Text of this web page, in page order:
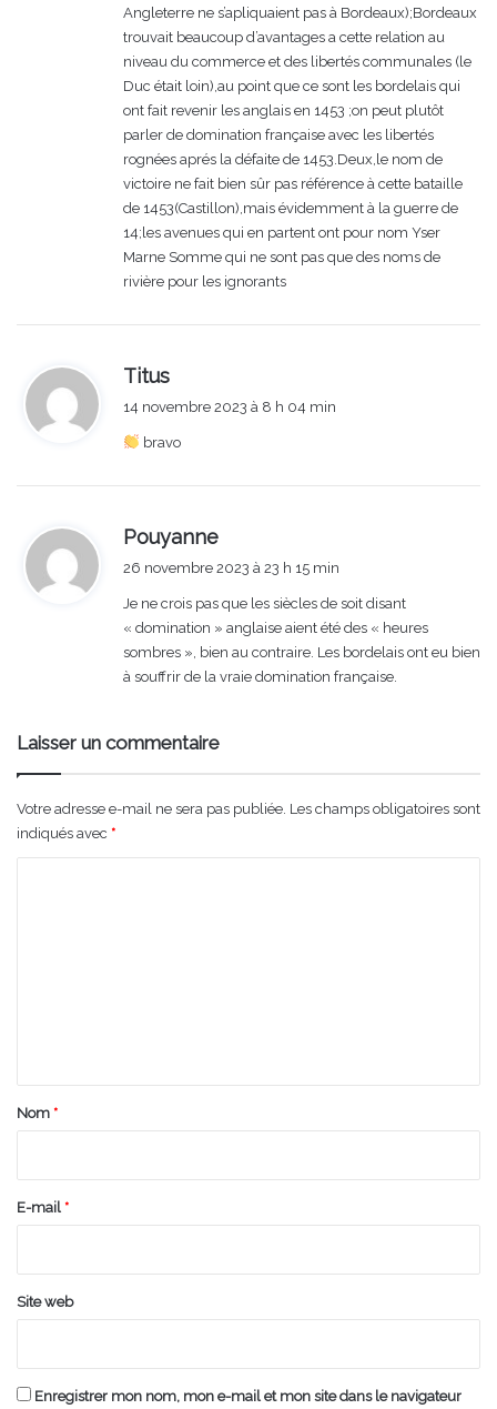
Angleterre ne s’apliquaient pas à Bordeaux);Bordeaux
trouvait beaucoup d’avantages a cette relation au
niveau du commerce et des libertés communales (le
Duc était loin),au point que ce sont les bordelais qui
ont fait revenir les anglais en 1453 ;on peut plutôt
parler de domination française avec les libertés
rognées aprés la défaite de 1453.Deux,le nom de
victoire ne fait bien sûr pas référence à cette bataille
de 1453(Castillon),mais évidemment à la guerre de
14;les avenues qui en partent ont pour nom Yser
Marne Somme qui ne sont pas que des noms de
rivière pour les ignorants
Titus
14 novembre 2023 à 8 h 04 min
bravo
Pouyanne
:
26 novembre 2023 à 23 h 15 min
Je ne crois pas que les siècles de soit disant
« domination » anglaise aient été des « heures
sombres », bien au contraire. Les bordelais ont eu bien
à souffrir de la vraie domination française.
Laisser un commentaire
Votre adresse e-mail ne sera pas publiée. Les champs obligatoires sont
indiqués avec *
a
e
Nom *
E-mail *
Site web
Enregistrer mon nom, mon e-mail et mon site dans le navigateur